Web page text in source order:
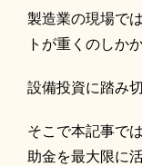
製造業の現場で
トが重くのしかか
設備投資に踏み
そこで本記事で
助金を最大限に活